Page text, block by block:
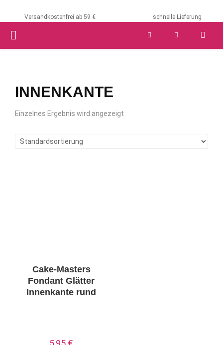
Versandkostenfrei ab 59 € schnelle Lieferung
PRIMARY
INNENKANTE
Einzelnes Ergebnis wird angezeigt
Cake-Masters
Fondant Glätter
Innenkante rund